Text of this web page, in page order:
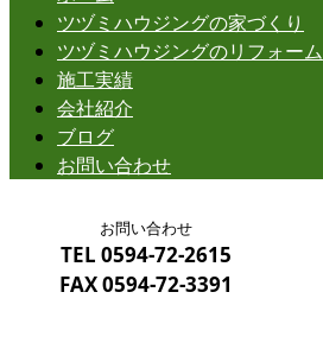
ツヅミハウジングの家づくり
ツヅミハウジングのリフォーム
施工実績
会社紹介
ブログ
お問い合わせ
お問い合わせ
TEL 0594-72-2615
FAX0594-72-3391